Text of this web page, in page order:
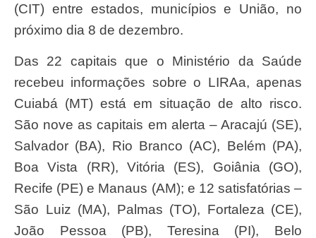
(CIT) entre estados, municípios e União, no
próximo dia 8 de dezembro.
Das 22 capitais que o Ministério da Saúde
recebeu informações sobre o LIRAa, apenas
Cuiabá (MT) está em situação de alto risco.
São nove as capitais em alerta – Aracajú (SE),
Salvador (BA), Rio Branco (AC), Belém (PA),
Boa Vista (RR), Vitória (ES), Goiânia (GO),
Recife (PE) e Manaus (AM); e 12 satisfatórias –
São Luiz (MA), Palmas (TO), Fortaleza (CE),
João Pessoa (PB), Teresina (PI), Belo